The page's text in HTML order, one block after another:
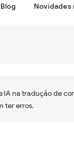
Blog Novidades
na tradução de
ter erros.